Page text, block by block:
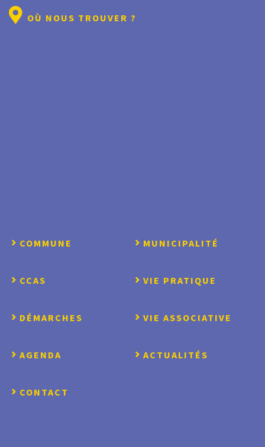
OÙ NOUS TROUVER ?
COMMUNE MUNICIPALITÉ
CCAS VIE PRATIQUE
DÉMARCHES VIE ASSOCIATIVE
AGENDA ACTUALITÉS
CONTACT